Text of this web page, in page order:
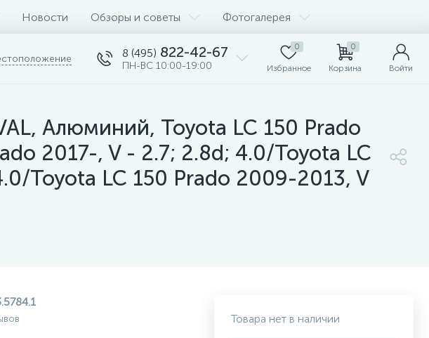
Новости Обзоры и советы Фотогалерея
8 (495) 822-42-67
ПН-ВС 10:00-19:00
0
Избранное
0
Корзина Войти
Алюминий, Toyota LC 150 Prado
2017-, V - 2.7; 2.8d; 4.0/Toyota LC
Toyota LC 150 Prado 2009-2013, V
Товара нет в наличии